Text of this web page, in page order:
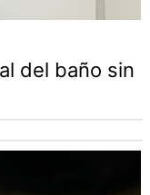
del baño sin